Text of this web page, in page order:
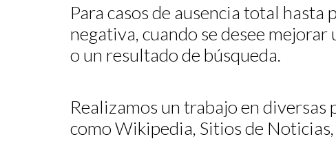
Para casos de ausencia total hasta
negativa, cuando se desee mejorar
o un resultado de búsqueda.
Realizamos un trabajo en diversas
como Wikipedia, Sitios de